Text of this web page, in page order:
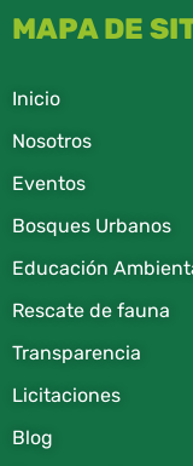
MAPA DE
Inicio
Nosotros
Eventos
Bosques Urbanos
Educación
Rescate de fauna​
Transparencia
Licitaciones
Blog